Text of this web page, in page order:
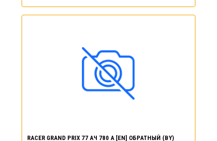
RACER GRAND PRIX 77 АЧ 780 А [EN] ОБРАТНЫЙ (BY)